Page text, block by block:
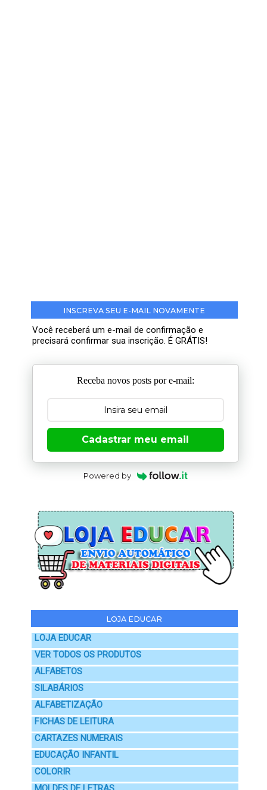
INSCREVA SEU E-MAIL NOVAMENTE
Você receberá um e-mail de confirmação e
precisará confirmar sua inscrição. É GRÁTIS!
Receba novos posts por e-mail:
Cadastrar meu email
Powered by
LOJA EDUCAR
LOJA EDUCAR
VER TODOS OS PRODUTOS
ALFABETOS
SILABÁRIOS
ALFABETIZAÇÃO
FICHAS DE LEITURA
CARTAZES NUMERAIS
EDUCAÇÃO INFANTIL
COLORIR